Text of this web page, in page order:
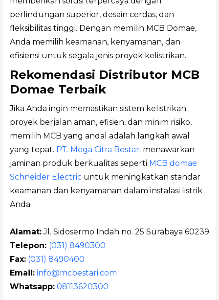
perlindungan superior, desain cerdas, dan
fleksibilitas tinggi. Dengan memilih MCB Domae,
Anda memilih keamanan, kenyamanan, dan
efisiensi untuk segala jenis proyek kelistrikan.
Rekomendasi Distributor MCB
Domae Terbaik
Jika Anda ingin memastikan sistem kelistrikan
proyek berjalan aman, efisien, dan minim risiko,
memilih MCB yang andal adalah langkah awal
yang tepat. PT. Mega Citra Bestari menawarkan
jaminan produk berkualitas seperti MCB domae
Schneider Electricuntuk meningkatkan standar
keamanan dan kenyamanan dalam instalasi listrik
Anda.
Alamat:Jl. Sidosermo Indah no. 25 Surabaya 60239
Telepon: (031) 8490300
Fax: (031) 8490400
Email: info@mcbestari.com
Whatsapp: 08113620300